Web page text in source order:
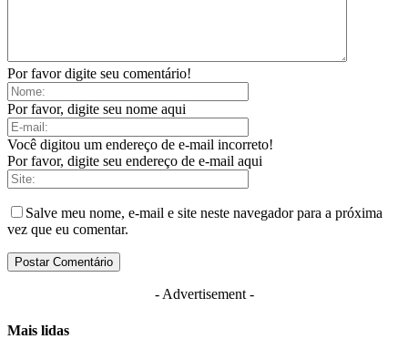
Por favor digite seu comentário!
Por favor, digite seu nome aqui
Você digitou um endereço de e-mail incorreto!
Por favor, digite seu endereço de e-mail aqui
Salve meu nome, e-mail e site neste navegador para a próxima
vez que eu comentar.
- Advertisement -
Mais lidas